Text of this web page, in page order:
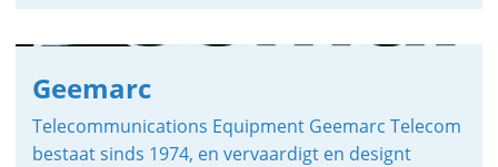
Geemarc
Telecommunications Equipment Geemarc Telecom
bestaat sinds 1974, en vervaardigt en designt